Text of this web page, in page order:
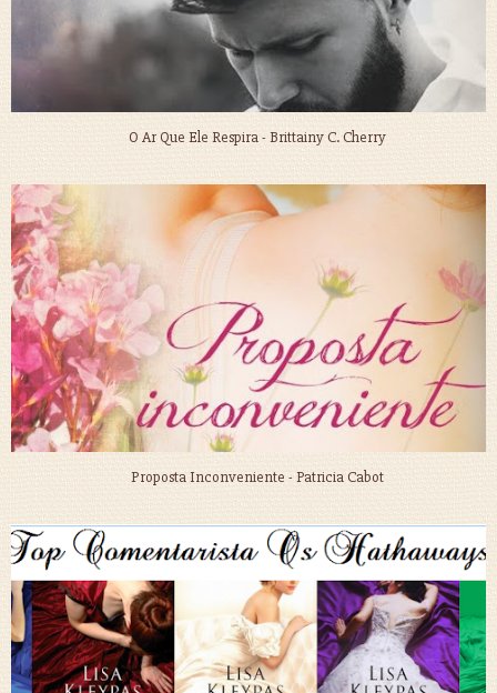
O Ar Que Ele Respira - Brittainy C. Cherry
Proposta Inconveniente - Patricia Cabot